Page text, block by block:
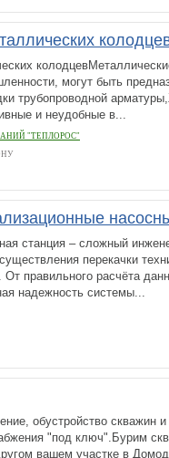
могут быть
трубопроводной
и неудобные в...
"ТЕПЛОРОС"
станция – сложный
перекачки
От правильного расчёта
надежность системы...
обустройство скважин
"под ключ".Бурим
вашем участке в